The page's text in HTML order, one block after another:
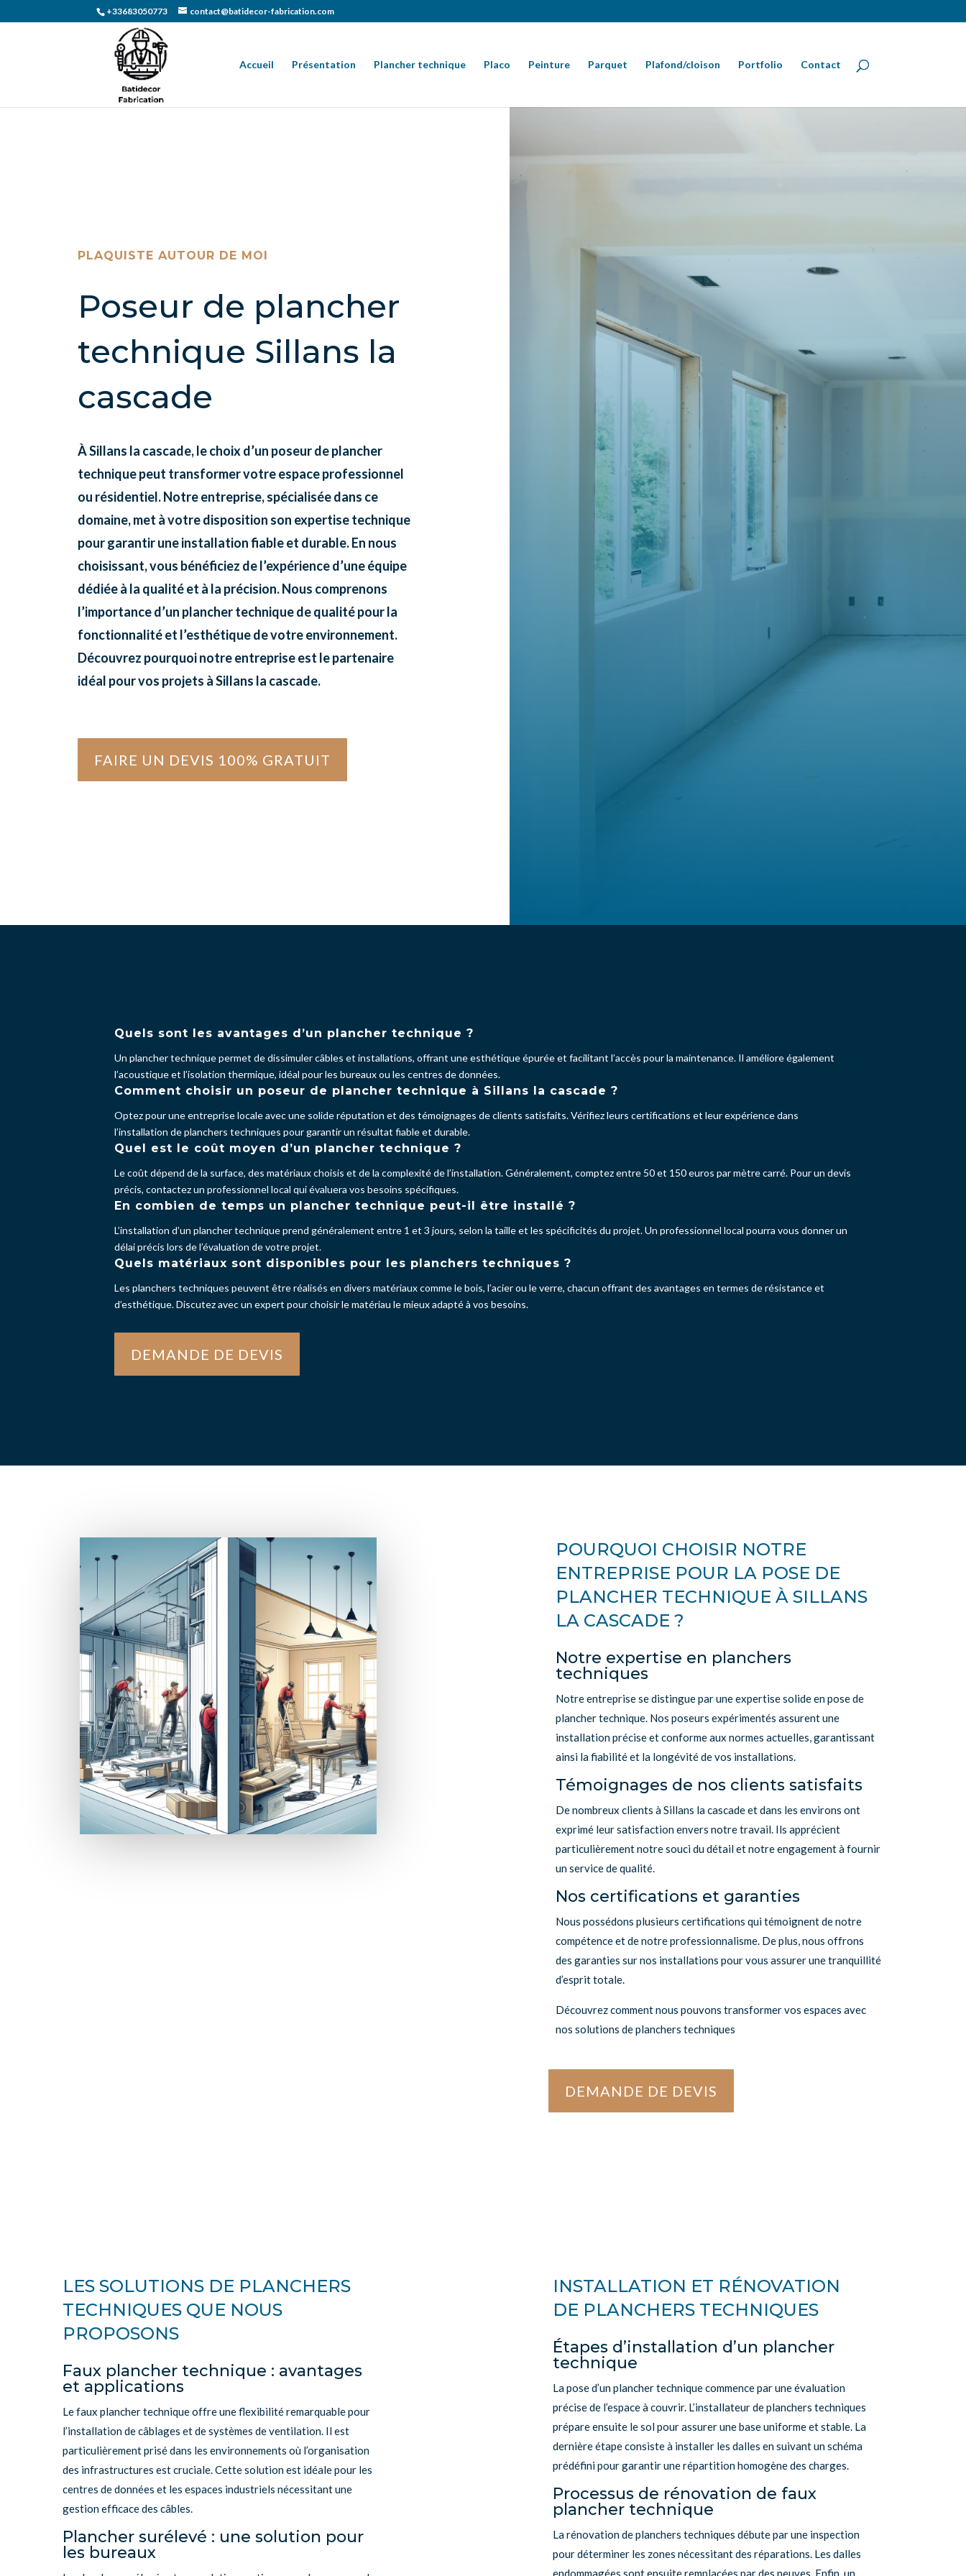
+33683050773 contact@batidecor-fabrication.com
Accueil Présentation Plancher technique Placo Peinture Parquet Plafond/cloison Portfolio Contact
PLAQUISTE AUTOUR DE MOI
Poseur de plancher
technique Sillans la
cascade
À Sillans la cascade, le choix d’un poseur de plancher
technique peut transformer votre espace professionnel
ou résidentiel. Notre entreprise, spécialisée dans ce
domaine, met à votre disposition son expertise technique
pour garantir une installation fiable et durable. En nous
choisissant, vous bénéficiez de l’expérience d’une équipe
dédiée à la qualité et à la précision. Nous comprenons
l’importance d’un plancher technique de qualité pour la
fonctionnalité et l’esthétique de votre environnement.
Découvrez pourquoi notre entreprise est le partenaire
idéal pour vos projets à Sillans la cascade.
FAIRE UN DEVIS 100% GRATUIT
Quels sont les avantages d’un plancher technique ?
Un plancher technique permet de dissimuler câbles et installations, offrant une esthétique épurée et facilitant l’accès pour la maintenance. Il améliore également
l’acoustique et l’isolation thermique, idéal pour les bureaux ou les centres de données.
Comment choisir un poseur de plancher technique à Sillans la cascade ?
Optez pour une entreprise locale avec une solide réputation et des témoignages de clients satisfaits. Vérifiez leurs certifications et leur expérience dans
l’installation de planchers techniques pour garantir un résultat fiable et durable.
Quel est le coût moyen d’un plancher technique ?
Le coût dépend de la surface, des matériaux choisis et de la complexité de l’installation. Généralement, comptez entre 50 et 150 euros par mètre carré. Pour un devis
précis, contactez un professionnel local qui évaluera vos besoins spécifiques.
En combien de temps un plancher technique peut-il être installé ?
L’installation d’un plancher technique prend généralement entre 1 et 3 jours, selon la taille et les spécificités du projet. Un professionnel local pourra vous donner un
délai précis lors de l’évaluation de votre projet.
Quels matériaux sont disponibles pour les planchers techniques ?
Les planchers techniques peuvent être réalisés en divers matériaux comme le bois, l’acier ou le verre, chacun offrant des avantages en termes de résistance et
d’esthétique. Discutez avec un expert pour choisir le matériau le mieux adapté à vos besoins.
DEMANDE DE DEVIS
POURQUOI CHOISIR NOTRE
ENTREPRISE POUR LA POSE DE
PLANCHER TECHNIQUE À SILLANS
LA CASCADE ?
Notre expertise en planchers
techniques
Notre entreprise se distingue par une expertise solide en pose de
plancher technique. Nos poseurs expérimentés assurent une
installation précise et conforme aux normes actuelles, garantissant
ainsi la fiabilité et la longévité de vos installations.
Témoignages de nos clients satisfaits
De nombreux clients à Sillans la cascade et dans les environs ont
exprimé leur satisfaction envers notre travail. Ils apprécient
particulièrement notre souci du détail et notre engagement à fournir
un service de qualité.
Nos certifications et garanties
Nous possédons plusieurs certifications qui témoignent de notre
compétence et de notre professionnalisme. De plus, nous offrons
des garanties sur nos installations pour vous assurer une tranquillité
d’esprit totale.
Découvrez comment nous pouvons transformer vos espaces avec
nos solutions de planchers techniques
DEMANDE DE DEVIS
LES SOLUTIONS DE PLANCHERS
TECHNIQUES QUE NOUS
PROPOSONS
Faux plancher technique : avantages
et applications
Le faux plancher technique offre une flexibilité remarquable pour
l’installation de câblages et de systèmes de ventilation. Il est
particulièrement prisé dans les environnements où l’organisation
des infrastructures est cruciale. Cette solution est idéale pour les
centres de données et les espaces industriels nécessitant une
gestion efficace des câbles.
Plancher surélevé : une solution pour
les bureaux
INSTALLATION ET RÉNOVATION
DE PLANCHERS TECHNIQUES
Étapes d’installation d’un plancher
technique
La pose d’un plancher technique commence par une évaluation
précise de l’espace à couvrir. L’installateur de planchers techniques
prépare ensuite le sol pour assurer une base uniforme et stable. La
dernière étape consiste à installer les dalles en suivant un schéma
prédéfini pour garantir une répartition homogène des charges.
Processus de rénovation de faux
plancher technique
La rénovation de planchers techniques débute par une inspection
pour déterminer les zones nécessitant des réparations. Les dalles
endommagées sont ensuite remplacées par des neuves. Enfin, un